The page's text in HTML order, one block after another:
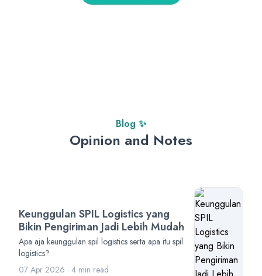
Blog ✨
Opinion and Notes
Keunggulan SPIL Logistics yang
Bikin Pengiriman Jadi Lebih Mudah
Apa aja keunggulan spil logistics serta apa itu spil
logistics?
07 Apr 2026 · 4 min read